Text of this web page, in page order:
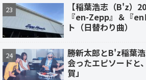
【稲葉浩志（B'z）
『en-Zepp』＆『
ト（日替わり曲）
勝新太郎とB'z稲葉
会ったエピソードと
賀」